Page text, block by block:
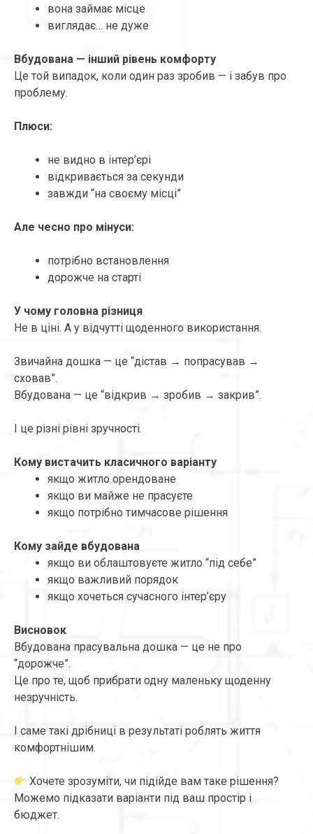
вона займає місце
виглядає… не дуже
Вбудована — інший рівень комфорту
Це той випадок, коли один раз зробив — і забув про
проблему.
Плюси:
не видно в інтер’єрі
відкривається за секунди
завжди “на своєму місці”
Але чесно про мінуси:
потрібно встановлення
дорожче на старті
У чому головна різниця
Не в ціні. А у відчутті щоденного використання.
Звичайна дошка — це “дістав → попрасував →
сховав”.
Вбудована — це “відкрив → зробив → закрив”.
І це різні рівні зручності.
Кому вистачить класичного варіанту
якщо житло орендоване
якщо ви майже не прасуєте
якщо потрібно тимчасове рішення
Кому зайде вбудована
якщо ви облаштовуєте житло “під себе”
якщо важливий порядок
якщо хочеться сучасного інтер’єру
Висновок
Вбудована прасувальна дошка — це не про
“дорожче”.
Це про те, щоб прибрати одну маленьку щоденну
незручність.
І саме такі дрібниці в результаті роблять життя
комфортнішим.
Хочете зрозуміти, чи підійде вам таке рішення?
Можемо підказати варіанти під ваш простір і
бюджет.